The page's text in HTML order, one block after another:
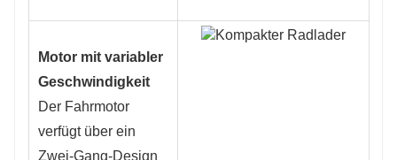
Motor mit variabler
Geschwindigkeit
Der Fahrmotor
verfügt über ein
Zwei-Gang-Design